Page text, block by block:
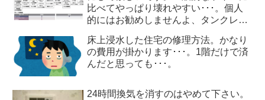
比べてやっぱり壊れやすい･･･。個人
的にはお勧めしませんよ、タンクレス
床上浸水した住宅の修理方法。かなり
の費用が掛かります･･･。1階だけで済
んだと思っても･･･。
24時間換気を消すのはやめて下さい。